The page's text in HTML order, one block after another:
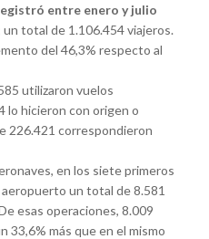
entre enero y julio
un total de 1.106.454 viajeros.
del 46,3% respecto al
utilizaron vuelos
lo hicieron con origen o
226.421 correspondieron
en los siete primeros
un total de 8.581
esas operaciones, 8.009
33,6% más que en el mismo